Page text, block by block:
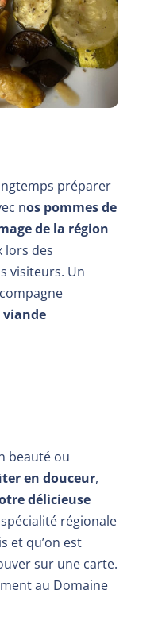
préparer
nos pommes de
de la région
lors des
visiteurs. Un
viande
beauté ou
en douceur,
délicieuse
régionale
et qu’on est
sur une carte.
au Domaine